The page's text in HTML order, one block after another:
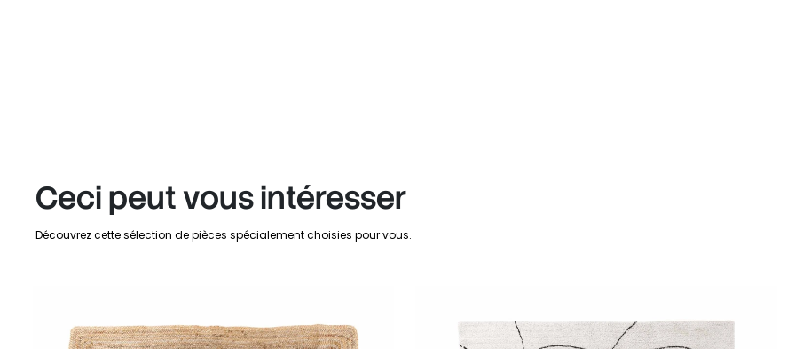
Ceci peut vous intéresser
Découvrez cette sélection de pièces spécialement choisies pour vous.